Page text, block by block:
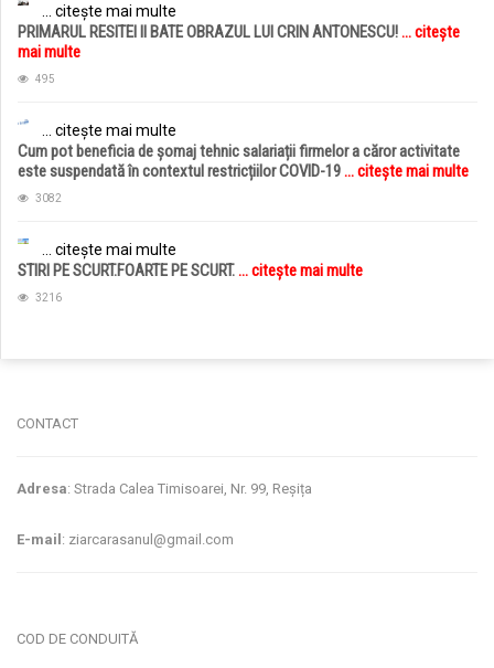
... citește mai multe
PRIMARUL RESITEI II BATE OBRAZUL LUI CRIN ANTONESCU!... citește
mai multe
495
... citește mai multe
Cum pot beneficia de șomaj tehnic salariații firmelor a căror activitate
este suspendată în contextul restricțiilor COVID-19... citește mai multe
3082
... citește mai multe
STIRI PE SCURT.FOARTE PE SCURT.... citește mai multe
3216
CONTACT
Adresa: Strada Calea Timisoarei, Nr. 99, Reșița
E-mail: ziarcarasanul@gmail.com
COD DE CONDUITĂ